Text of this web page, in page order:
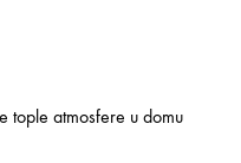
tople atmosfere u domu